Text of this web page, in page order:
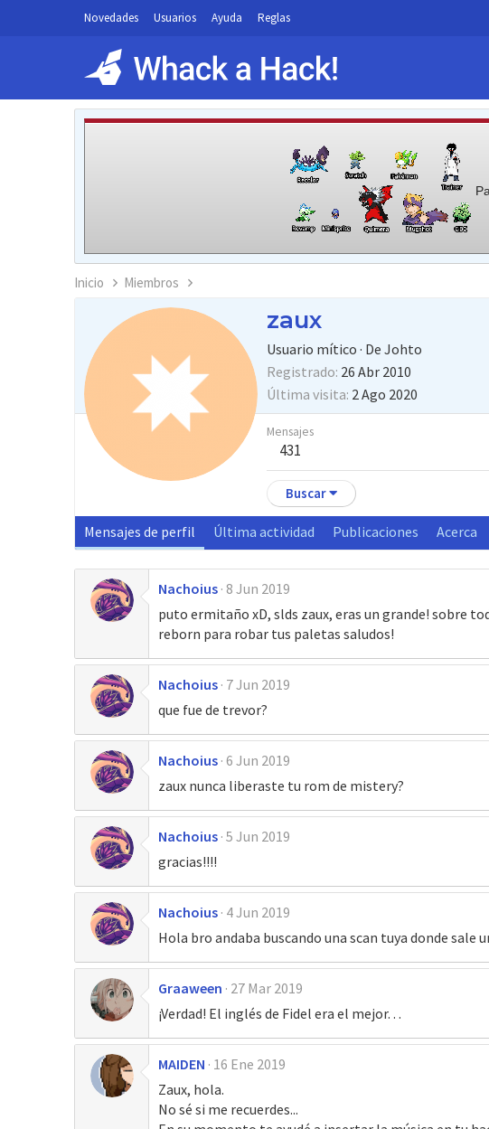
Novedades Usuarios Ayuda Reglas
Inicio Miembros
zaux
Usuario mítico · De Johto
Registrado 26 Abr 2010
Última visita 2 Ago 2020
Mensajes
431
Buscar
Mensajes de perfil Última actividad Publicaciones Acerca
Nachoius 8 Jun 2019
puto ermitaño xD, slds zaux, eras un grande! sobre
reborn para robar tus paletas saludos!
Nachoius 7 Jun 2019
que fue de trevor?
Nachoius 6 Jun 2019
zaux nunca liberaste tu rom de mistery?
Nachoius 5 Jun 2019
gracias!!!!
Nachoius 4 Jun 2019
Hola bro andaba buscando una scan tuya donde sale
Graaween 27 Mar 2019
¡Verdad! El inglés de Fidel era el mejor. . .
MAIDEN 16 Ene 2019
Zaux, hola.
No sé si me recuerdes...